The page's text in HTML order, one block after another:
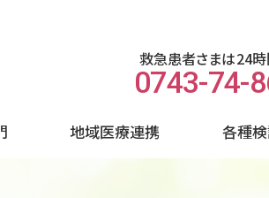
救急患者さまは24
0743-74-
地域医療連携 各種